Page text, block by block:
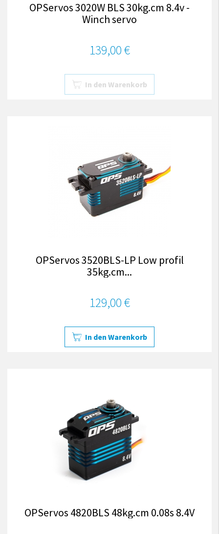
OPServos 3020W BLS 30kg.cm 8.4v -
Winch servo
139,00 €
In den Warenkorb
OPServos 3520BLS-LP Low profil
35kg.cm...
129,00 €
In den Warenkorb
OPServos 4820BLS 48kg.cm 0.08s 8.4V